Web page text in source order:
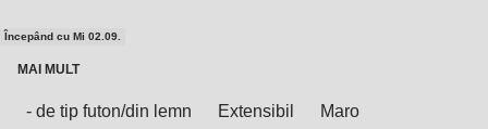
Începând cu Mi 02.09.
MAI MULT
- de tip futon/din lemn Extensibil Maro